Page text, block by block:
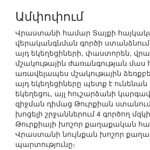
Ամփոփում
Վրաստանի համար Տայքի
վերականգնման գործի
այդ եկեղեցիների, փաստորեն,
մշակութային ժառանգության մաս
առավելապես մշակութային
այդ եկեղեցիները պետք է ունենան
եկեղեցու, այլ հուշարձանի
զիջման դիմաց Թուրքիան
խոցելի շրջաններում 4 գործող
Թուրքիայի խոշոր քաղաքական
Վրաստանի նույնքան խոշոր
պարտությունը։